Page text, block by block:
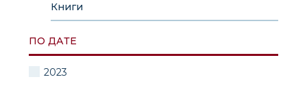
Книги
ПО ДАТЕ
2023